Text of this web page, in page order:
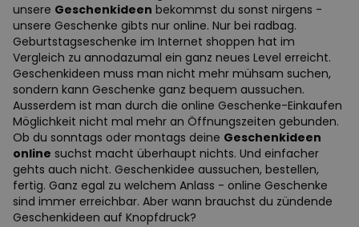
unsere Geschenkideen bekommst du sonst nirgens -
unsere Geschenke gibts nur online. Nur bei radbag.
Geburtstagseschenke im Internet shoppen hat im
Vergleich zu annodazumal ein ganz neues Level erreicht.
Geschenkideen muss man nicht mehr mühsam suchen,
sondern kann Geschenke ganz bequem aussuchen.
Ausserdem ist man durch die online Geschenke-Einkaufen
Möglichkeit nicht mal mehr an Öffnungszeiten gebunden.
Ob du sonntags oder montags deine Geschenkideen
online suchst macht überhaupt nichts. Und einfacher
gehts auch nicht. Geschenkidee aussuchen, bestellen,
fertig. Ganz egal zu welchem Anlass - online Geschenke
sind immer erreichbar. Aber wann brauchst du zündende
Geschenkideen auf Knopfdruck?